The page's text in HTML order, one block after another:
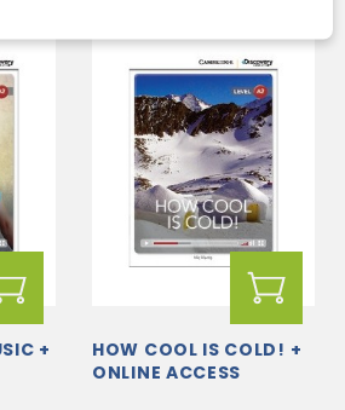
+
HOW COOL IS COLD! +
ONLINE ACCESS